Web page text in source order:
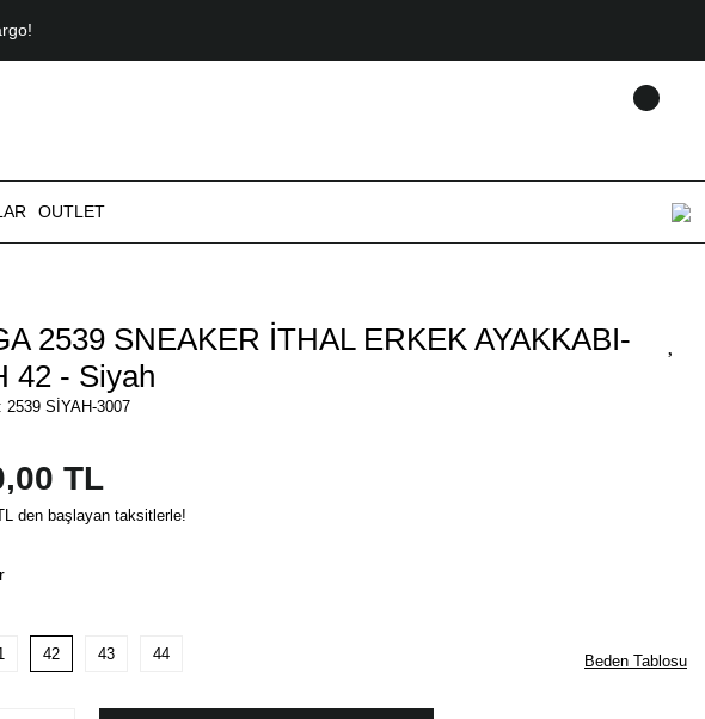
OUTLET
2539 SNEAKER İTHAL ERKEK AYAKKABI-
42 - Siyah
2539 SİYAH-3007
TL
den başlayan taksitlerle!
42 43 44 Beden Tablosu